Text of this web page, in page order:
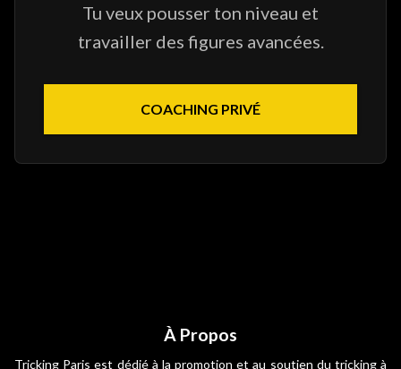
Tu veux pousser ton niveau et
travailler des figures avancées.
COACHING PRIVÉ
À Propos
Tricking Paris est dédié à la promotion et au soutien du tricking à